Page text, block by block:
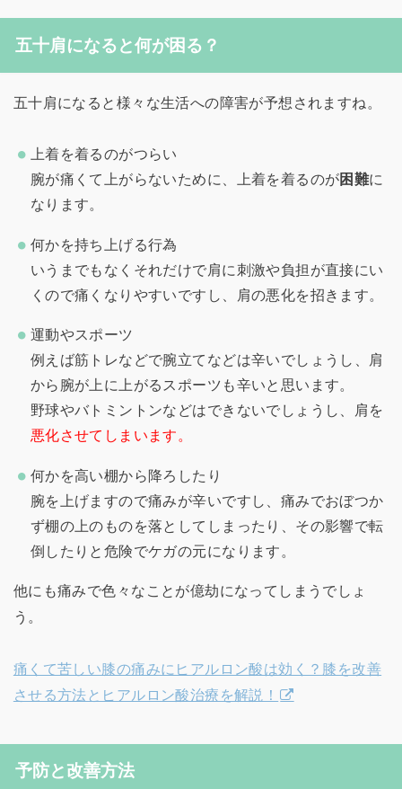
五十肩になると何が困る？
五十肩になると様々な生活への障害が予想されますね。
上着を着るのがつらい
腕が痛くて上がらないために、上着を着るのが困難に
なります。
何かを持ち上げる行為
いうまでもなくそれだけで肩に刺激や負担が直接にい
くので痛くなりやすいですし、肩の悪化を招きます。
運動やスポーツ
例えば筋トレなどで腕立てなどは辛いでしょうし、肩
から腕が上に上がるスポーツも辛いと思います。
野球やバトミントンなどはできないでしょうし、肩を
悪化させてしまいます。
何かを高い棚から降ろしたり
腕を上げますので痛みが辛いですし、痛みでおぼつか
ず棚の上のものを落としてしまったり、その影響で転
倒したりと危険でケガの元になります。
他にも痛みで色々なことが億劫になってしまうでしょ
う。
痛くて苦しい膝の痛みにヒアルロン酸は効く？膝を改善
させる方法とヒアルロン酸治療を解説！
予防と改善方法